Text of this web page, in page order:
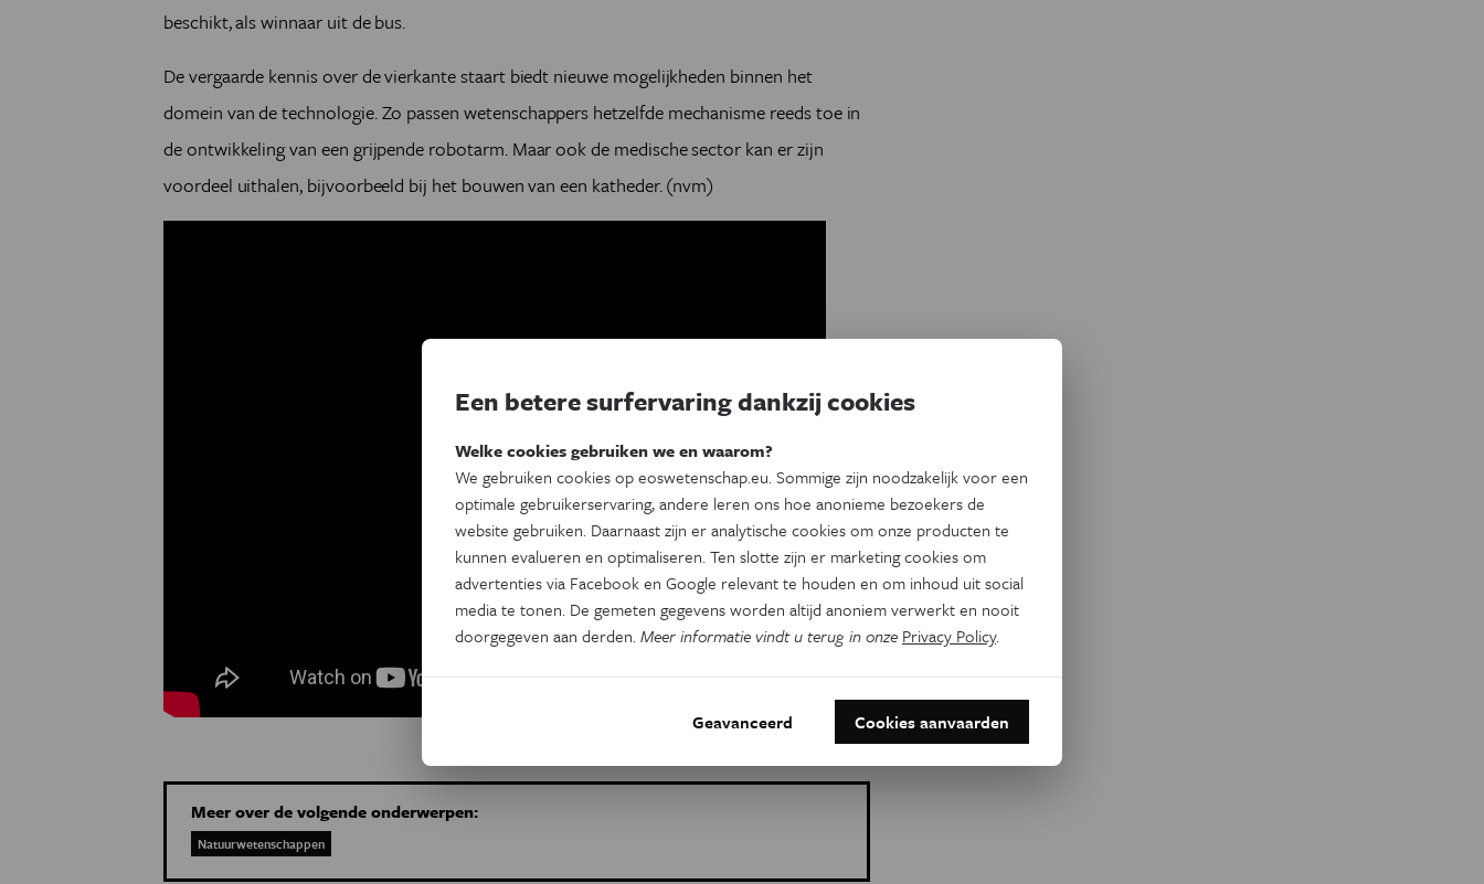
beschikt, als winnaar uit de bus.
De vergaarde kennis over de vierkante staart biedt nieuwe mogelijkheden binnen het
domein van de technologie. Zo passen wetenschappers hetzelfde mechanisme reeds toe in
de ontwikkeling van een grijpende robotarm. Maar ook de medische sector kan er zijn
voordeel uithalen, bijvoorbeeld bij het bouwen van een katheder. (nvm)
Meer over de volgende onderwerpen:
Natuurwetenschappen
Een betere surfervaring dankzij cookies
Welke cookies gebruiken we en waarom?
We gebruiken cookies op eoswetenschap.eu. Sommige zijn noodzakelijk voor een
optimale gebruikerservaring, andere leren ons hoe anonieme bezoekers de
website gebruiken. Daarnaast zijn er analytische cookies om onze producten te
kunnen evalueren en optimaliseren. Ten slotte zijn er marketing cookies om
advertenties via Facebook en Google relevant te houden en om inhoud uit social
media te tonen. De gemeten gegevens worden altijd anoniem verwerkt en nooit
doorgegeven aan derden.Meer informatie vindt u terug in onze Privacy Policy.
Geavanceerd Cookies aanvaarden